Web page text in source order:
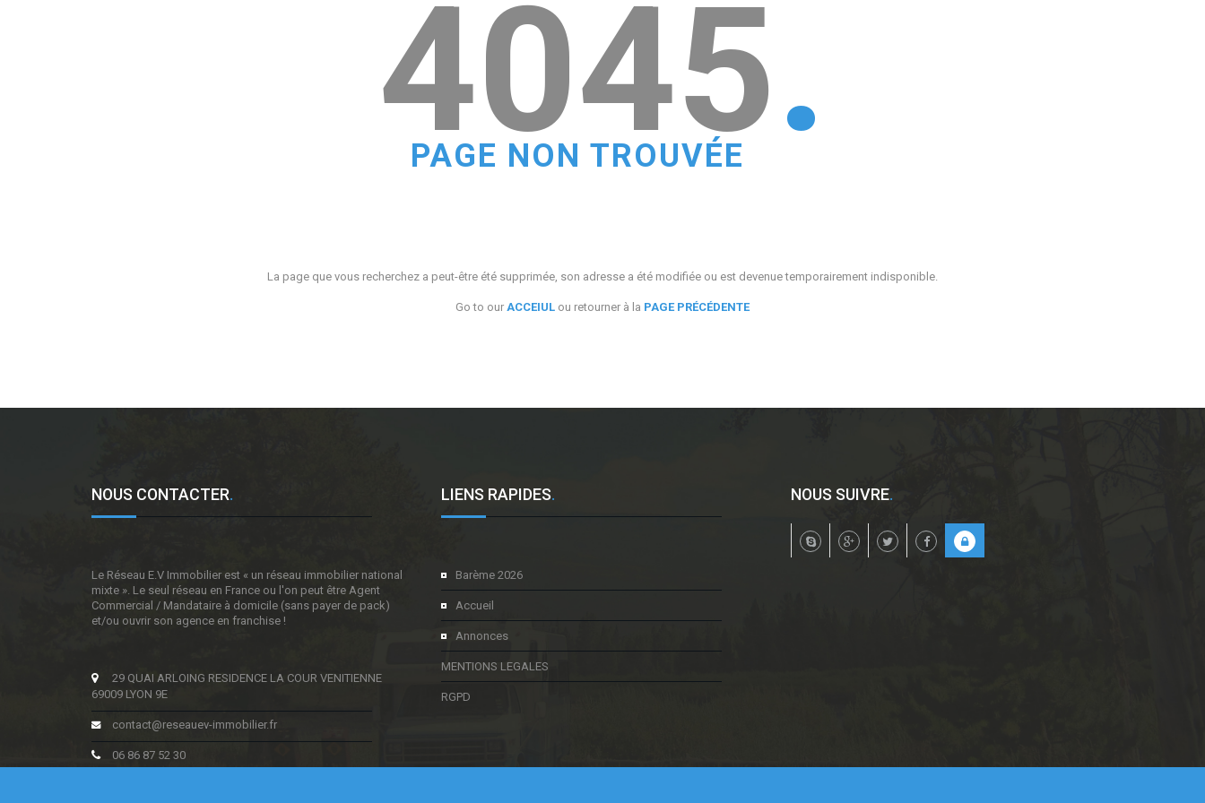
4045.
PAGE NON TROUVÉE
La page que vous recherchez a peut-être été supprimée, son adresse a été modifiée ou est devenue temporairement indisponible.
Go to our ACCEIUL ou retourner à la PAGE PRÉCÉDENTE
NOUS CONTACTER.
Le Réseau E.V Immobilier est « un réseau immobilier national
mixte ». Le seul réseau en France ou l'on peut être Agent
Commercial / Mandataire à domicile (sans payer de pack)
et/ou ouvrir son agence en franchise !
29 QUAI ARLOING RESIDENCE LA COUR VENITIENNE
69009 LYON 9E
contact@reseauev-immobilier.fr
06 86 87 52 30
LIENS RAPIDES.
Barème 2026
Accueil
Annonces
MENTIONS LEGALES
RGPD
NOUS SUIVRE.